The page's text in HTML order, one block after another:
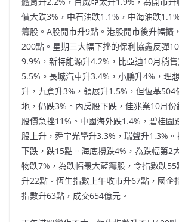
價大跌3%，中石油跌1.1%，中海油跌
籌股。A股開市升9點。港股開市後升幅擴
200點。星期三大幅下挫的保利協鑫反彈
9.9%，新特能源升4.2%，比亞迪10月稍
5.5%。長城汽車升3.4%，小鵬升4%，理
升，九倉升3%，領展升1.5%，但恆基504
地，仍跌3%。內房股下跌，佳兆業10月份
股價急挫11%。中國海外跌1.4%，碧桂園
股上升，舜宇光學升3.3%，瑞聲升1.3%
下跌，跌15點。海底撈跌4%，為跌幅第2
物跌7%，為跌幅最大藍籌股，令指數跌
升22點。恆生指數上午收市升67點，國企
指數升63點，成交654億元。